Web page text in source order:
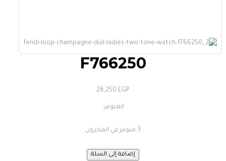
F766250
28,250 EGP
إضافة إلى السلة